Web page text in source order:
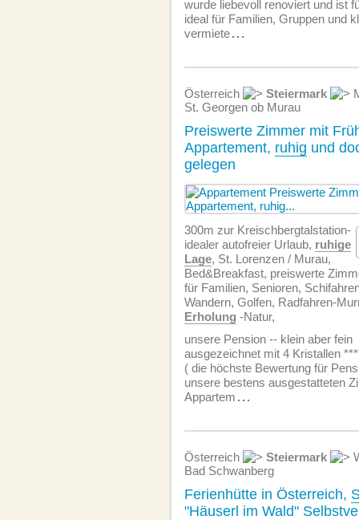
wurde liebevoll renoviert und ist
ideal für Familien, Gruppen und
vermiete...
Österreich Steiermark
St. Georgen ob Murau
Preiswerte Zimmer mit
Appartement, ruhig und
gelegen
300m zur Kreischbergtalstation-
idealer autofreier Urlaub, ruhige
Lage, St. Lorenzen / Murau,
Bed&Breakfast, preiswerte
für Familien, Senioren,
Wandern, Golfen, Radfahren-
Erholung -Natur,
unsere Pension -- klein aber fein
ausgezeichnet mit 4 Kristallen
( die höchste Bewertung für
unsere bestens ausgestatteten
Appartem ...
Österreich Steiermark
Bad Schwanberg
Ferienhütte in Österreich,
"Häuserl im Wald"